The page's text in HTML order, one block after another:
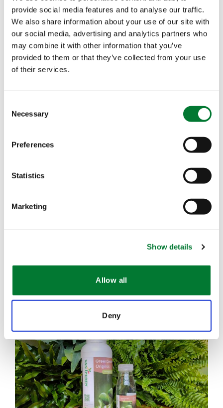
provide social media features and to analyse our traffic.
We also share information about your use of our site with
our social media, advertising and analytics partners who
may combine it with other information that you’ve
provided to them or that they’ve collected from your use
of their services.
Selection
Necessary
Preferences
Statistics
Marketing
Show details
Allow all
Deny
成就。它展示了我们的绿色循环肥料对农业产生重大影
响的潜力，我们与荷兰易普润国际公司的合作将继续探
索行业创新和可持续发展的机遇。”Liedberg说。
GreenSwitch SOP：纯净、可持续的水溶
性解决方案
工艺重新定义了传统化肥生产，树立了可持续发展的新
标准。这种绿色循环肥料是与瑞典Cinis Fertilizer公司
合作生产的，不仅提高了作物产量，还大大减少了对环
SOP利用可循环材料，体现
硫酸钾工厂于6月4日正式落
成，该工厂采用了受专利保护的生产工艺，及创新的生
产方法，并使用工业副产品作为原料，确保
硫酸钾工厂通过大幅减少能源使用和二氧
化碳的排放，解决了高能耗等可持续性的挑战。